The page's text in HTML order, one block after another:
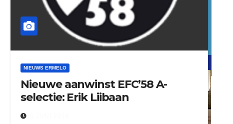
word vrijwilliger (1)
refreshed webdesign putten
NIEUWS ERMELO
Nieuwe aanwinst EFC’58 A-
selectie: Erik Liibaan